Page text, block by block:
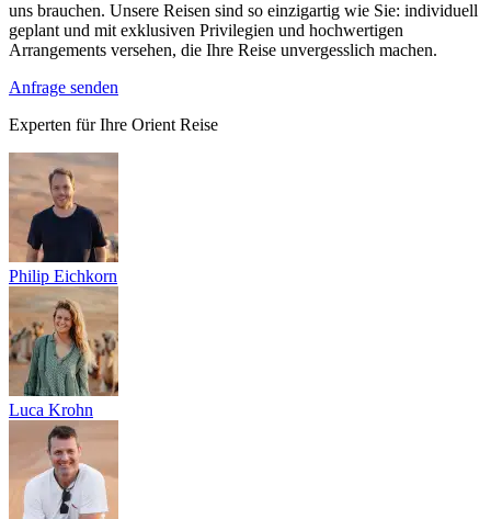
uns brauchen. Unsere Reisen sind so einzigartig wie Sie: individuell
geplant und mit exklusiven Privilegien und hochwertigen
Arrangements versehen, die Ihre Reise unvergesslich machen.
Anfrage senden
Experten für Ihre Orient Reise
Philip Eichkorn
Luca Krohn